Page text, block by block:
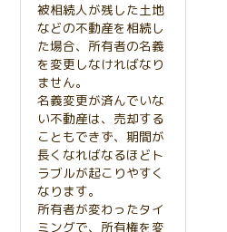
被相続人が残した土地
などの不動産を相続し
た場合、所有者の名義
を変更しなければなり
ません。
名義変更が済んでいな
い不動産は、売却する
こともできず、期間が
長くなればなるほどト
ラブルが起こりやすく
なります。
所有者が変わったタイ
ミングで、所有権を変